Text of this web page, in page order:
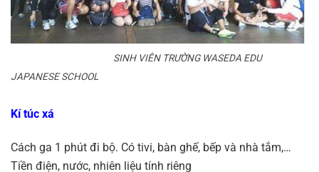
SINH VIÊN TRƯỜNG WASEDA EDU
JAPANESE SCHOOL
Kí túc xá
Cách ga 1 phút đi bộ. Có tivi, bàn ghế, bếp và nhà tắm,…
Tiền điện, nước, nhiên liệu tính riêng